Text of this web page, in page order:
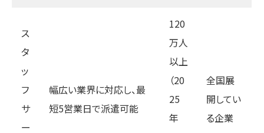
ス
タ
ッ
フ
サ
ー
幅広い業界に対応し、最
短5営業日で派遣可能
120
万人
以上
（20
25
年
全国展
開してい
る企業